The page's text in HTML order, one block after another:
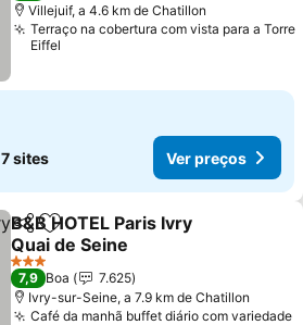
Villejuif, a 4.6 km de Chatillon
Terraço na cobertura com vista para a Torre
Eiffel
7 sites Ver preços
PartilharAdicionar aos favoritos
B&B HOTEL Paris Ivry
Quai de Seine
3 Estrelas
7,9 Boa
7.625
Ivry-sur-Seine, a 7.9 km de Chatillon
Café da manhã buffet diário com variedade